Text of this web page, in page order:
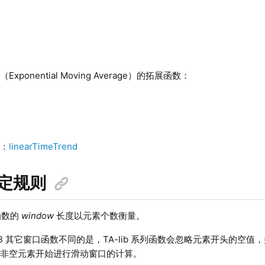
Exponential Moving Average）的拓展函数：
linearTimeTrend
规则
的 window 长度以元素个数衡量。
其它窗口函数不同的是，TA-lib 系列函数会忽略元素开头的空值
空元素开始进行滑动窗口的计算。